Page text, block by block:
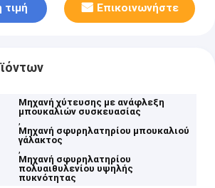
τιμή Επικοινωνήστε
Μηχανή χύτευσης με ανάφλεξη
μπουκαλιών συσκευασίας
,
Μηχανή σφυρηλατηρίου μπουκαλιού
γάλακτος
,
Μηχανή σφυρηλατηρίου
πολυαιθυλενίου υψηλής
πυκνότητας